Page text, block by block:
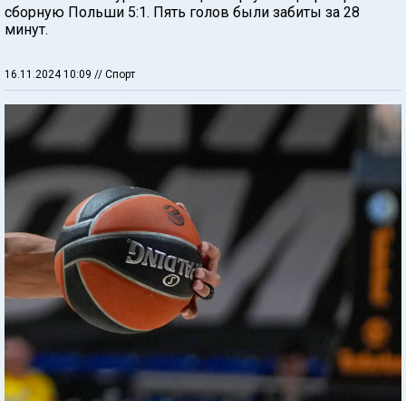
сборную Польши 5:1. Пять голов были забиты за 28
минут.
16.11.2024 10:09 // Спорт